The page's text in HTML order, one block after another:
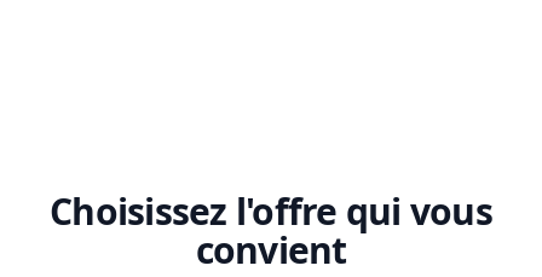
Choisissez l'offre qui vous
convient